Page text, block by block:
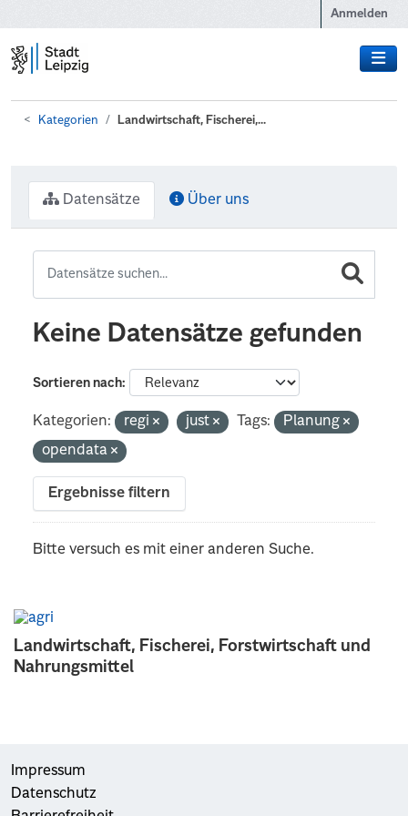
Anmelden
Kategorien Landwirtschaft, Fischerei,...
Landwirtschaft, Fischerei, Forstwirtschaft und
Nahrungsmittel
Datensätze Über uns
Keine Datensätze gefunden
Sortieren nach
Kategorien: regi just Tags:
Planung
opendata
Ergebnisse filtern
Bitte versuch es mit einer anderen Suche.
Impressum
Datenschutz